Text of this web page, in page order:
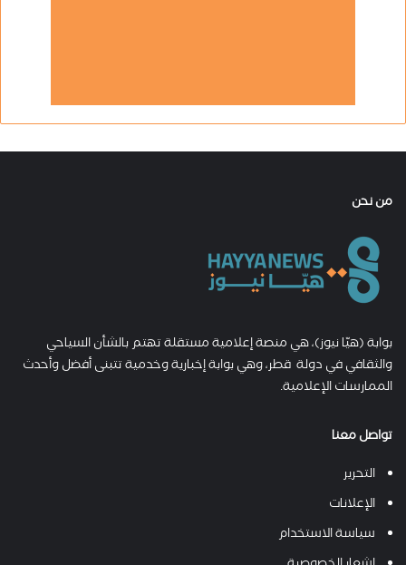
من نحن
بوابة (هيّا نيوز)، هي منصة إعلامية مستقلة تهتم بالشأن السياحي
والثقافي في دولة قطر، وهي بوابة إخبارية وخدمية تتبنى أفضل وأحدث
الممارسات الإعلامية.
تواصل معنا
التحرير
الإعلانات
سياسة الاستخدام